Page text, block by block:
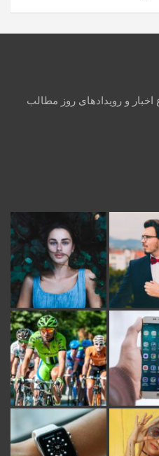
و رویدادهای روز مطالب